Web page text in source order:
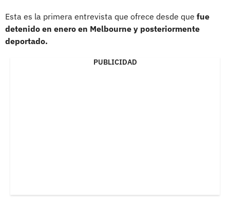
Esta es la primera entrevista que ofrece desde que fue
detenido en enero en Melbourne y posteriormente
deportado.
PUBLICIDAD